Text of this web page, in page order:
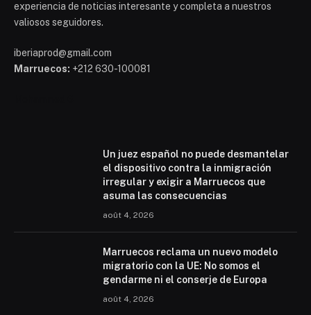
experiencia de noticias interesante y completa a nuestros
valiosos seguidores.
iberiaprod@gmail.com
Marruecos: +212 630-100081
Un juez español no puede desmantelar
el dispositivo contra la inmigración
irregular y exigir a Marruecos que
asuma las consecuencias
août 4, 2026
Marruecos reclama un nuevo modelo
migratorio con la UE: No somos el
gendarme ni el conserje de Europa
août 4, 2026